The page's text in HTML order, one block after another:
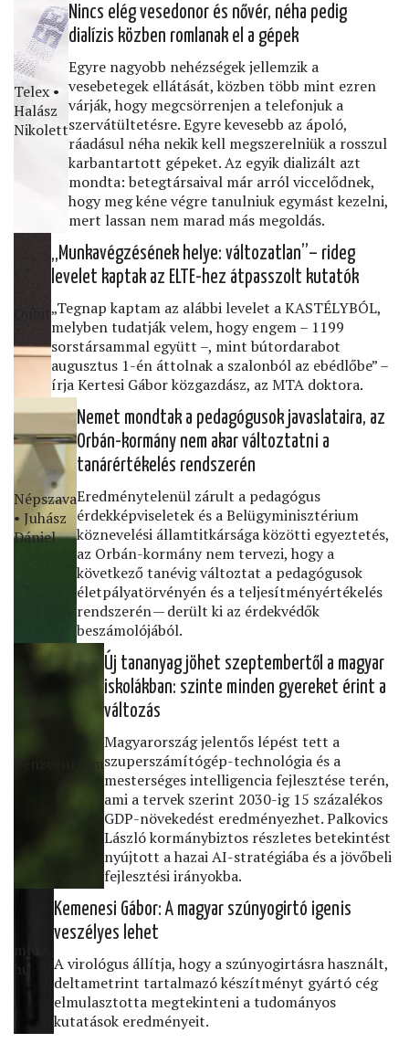
Telex •
Halász
Nikolett
Nincs elég vesedonor és nővér, néha pedig
dialízis közben romlanak el a gépek
Egyre nagyobb nehézségek jellemzik a
vesebetegek ellátását, közben több mint ezren
várják, hogy megcsörrenjen a telefonjuk a
szervátültetésre. Egyre kevesebb az ápoló,
ráadásul néha nekik kell megszerelniük a rosszul
karbantartott gépeket. Az egyik dializált azt
mondta: betegtársaival már arról viccelődnek,
hogy meg kéne végre tanulniuk egymást kezelni,
mert lassan nem marad más megoldás.
„Munkavégzésének helye: változatlan”– rideg
levelet kaptak az ELTE-hez átpasszolt kutatók
„Tegnap kaptam az alábbi levelet a KASTÉLYBÓL,
melyben tudatják velem, hogy engem – 1199
sorstársammal együtt –, mint bútordarabot
augusztus 1-én áttolnak a szalonból az ebédlőbe” –
írja Kertesi Gábor közgazdász, az MTA doktora.
Népszava
• Juhász
Dániel
Nemet mondtak a pedagógusok javaslataira, az
Orbán-kormány nem akar változtatni a
tanárértékelés rendszerén
Eredménytelenül zárult a pedagógus
érdekképviseletek és a Belügyminisztérium
köznevelési államtitkársága közötti egyeztetés,
az Orbán-kormány nem tervezi, hogy a
következő tanévig változtat a pedagógusok
életpályatörvényén és a teljesítményértékelés
rendszerén — derült ki az érdekvédők
beszámolójából.
Pénzcentrum
Új tananyag jöhet szeptembertől a magyar
iskolákban: szinte minden gyereket érint a
változás
Magyarország jelentős lépést tett a
szuperszámítógép-technológia és a
mesterséges intelligencia fejlesztése terén,
ami a tervek szerint 2030-ig 15 százalékos
GDP-növekedést eredményezhet. Palkovics
László kormánybiztos részletes betekintést
nyújtott a hazai AI-stratégiába és a jövőbeli
fejlesztési irányokba.
mfor․
hu
Kemenesi Gábor: A magyar szúnyogirtó igenis
veszélyes lehet
A virológus állítja, hogy a szúnyogirtásra használt,
deltametrint tartalmazó készítményt gyártó cég
elmulasztotta megtekinteni a tudományos
kutatások eredményeit.